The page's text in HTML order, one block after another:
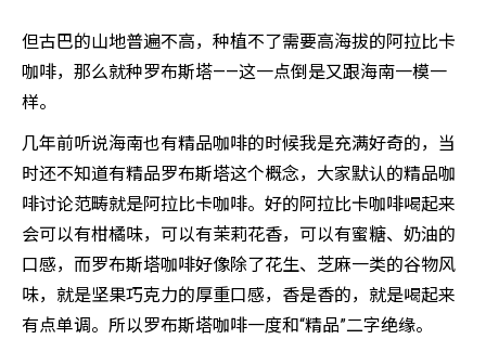
但古巴的山地普遍不高，种植不了需要高海拔的阿拉比卡
咖啡，那么就种罗布斯塔——这一点倒是又跟海南一模一
样。
几年前听说海南也有精品咖啡的时候我是充满好奇的，当
时还不知道有精品罗布斯塔这个概念，大家默认的精品咖
啡讨论范畴就是阿拉比卡咖啡。好的阿拉比卡咖啡喝起来
会可以有柑橘味，可以有茉莉花香，可以有蜜糖、奶油的
口感，而罗布斯塔咖啡好像除了花生、芝麻一类的谷物风
味，就是坚果巧克力的厚重口感，香是香的，就是喝起来
有点单调。所以罗布斯塔咖啡一度和“精品”二字绝缘。